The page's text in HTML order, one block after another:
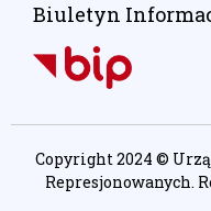
Biuletyn
Copyright 2024 ©
Represjonowanych.